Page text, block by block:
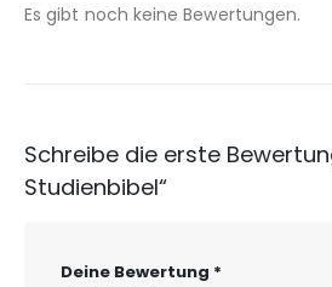
Es gibt noch keine Bewertungen.
Schreibe die erste
Studienbibel“
Deine Bewertung *